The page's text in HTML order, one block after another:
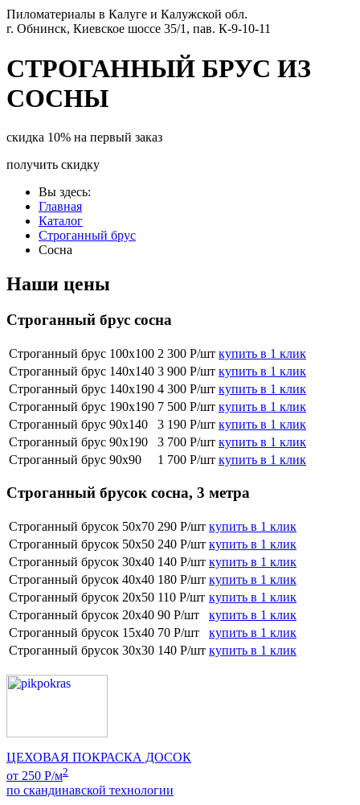
Пиломатериалы в Калуге и Калужской обл.
г. Обнинск, Киевское шоссе 35/1, пав. К-9-10-11
СТРОГАННЫЙ БРУС ИЗ
СОСНЫ
скидка 10% на первый заказ
получить скидку
Вы здесь:
Главная
Каталог
Строганный брус
Сосна
Наши цены
Строганный брус сосна
Строганный брус 100х100 2 300 Р/шт купить в 1 клик
Строганный брус 140х140 3 900 Р/шт купить в 1 клик
Строганный брус 140х190 4 300 Р/шт купить в 1 клик
Строганный брус 190х190 7 500 Р/шт купить в 1 клик
Строганный брус 90х140
3 190 Р/шт купить в 1 клик
Строганный брус 90х190
3 700 Р/шт купить в 1 клик
Строганный брус 90х90
1 700 Р/шт купить в 1 клик
Строганный брусок сосна, 3 метра
Строганный брусок 50х70 290 Р/шт купить в 1 клик
Строганный брусок 50х50 240 Р/шт купить в 1 клик
Строганный брусок 30х40 140 Р/шт купить в 1 клик
Строганный брусок 40х40 180 Р/шт купить в 1 клик
Строганный брусок 20х50 110 Р/шт купить в 1 клик
Строганный брусок 20х40 90 Р/шт
купить в 1 клик
Строганный брусок 15х40 70 Р/шт
купить в 1 клик
Строганный брусок 30х30 140 Р/шт купить в 1 клик
ЦЕХОВАЯ ПОКРАСКА ДОСОК
от 250 Р/м2
по скандинавской технологии